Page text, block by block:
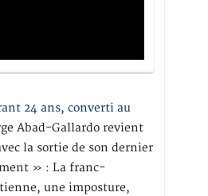
24 ans, converti au
Abad-Gallardo revient
la sortie de son dernier
» : La franc-
une imposture,